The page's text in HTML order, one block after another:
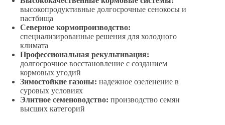
высокопродуктивные долгосрочные сенокосы и
пастбища
Северное кормопроизводство:
специализированные решения для холодного
климата
Профессиональная рекультивация:
долгосрочное восстановление с созданием
кормовых угодий
Зимостойкие газоны: надежное озеленение в
суровых условиях
Элитное семеноводство: производство семян
высших категорий